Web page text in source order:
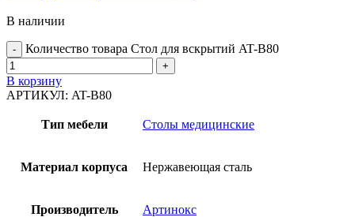
В наличии
Количество товара Стол для вскрытий AT-B80
В корзину
АРТИКУЛ: AT-B80
Тип мебели Столы медицинские
Материал корпуса Нержавеющая сталь
Производитель Артинокс